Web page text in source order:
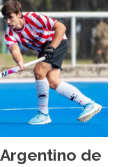
de